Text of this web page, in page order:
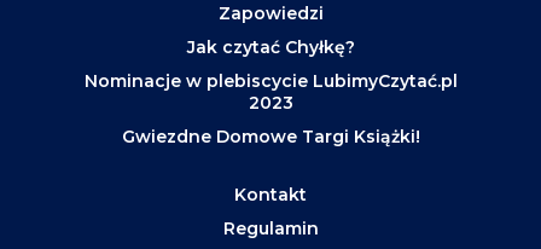
Zapowiedzi
Jak czytać Chyłkę?
Nominacje w plebiscycie LubimyCzytać.pl
2023
Gwiezdne Domowe Targi Książki!
Kontakt
Regulamin